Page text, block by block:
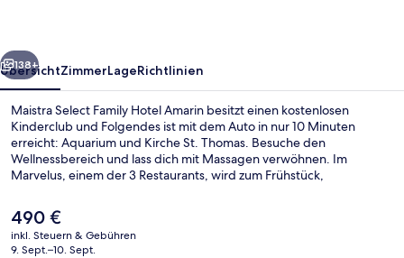
Weiter
138+
ÜbersichtZimmerLageRichtlinien
Maistra Select Family Hotel Amarin besitzt einen kostenlosen
Kinderclub und Folgendes ist mit dem Auto in nur 10 Minuten
erreicht: Aquarium und Kirche St. Thomas. Besuche den
Wellnessbereich und lass dich mit Massagen verwöhnen. Im
Marvelus, einem der 3 Restaurants, wird zum Frühstück,
serviert. Zu den weiteren Highlights gehören 3 Innenpools,
Strömungskanal und eine Poolbar.
Der
aktuelle
Preis
490 €
inkl. Steuern & Gebühren
9. Sept.–10. Sept.